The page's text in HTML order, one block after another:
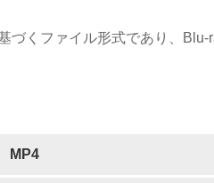
づくファイル形式であり、Blu-
MP4